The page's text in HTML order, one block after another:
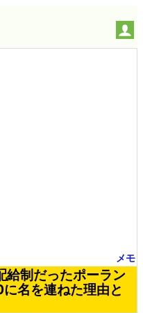
メモ
制だったポーラン
名を連ねた理由と